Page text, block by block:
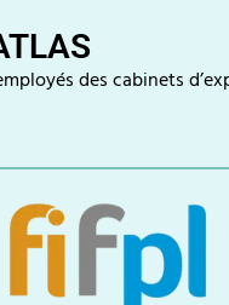
des cabinets